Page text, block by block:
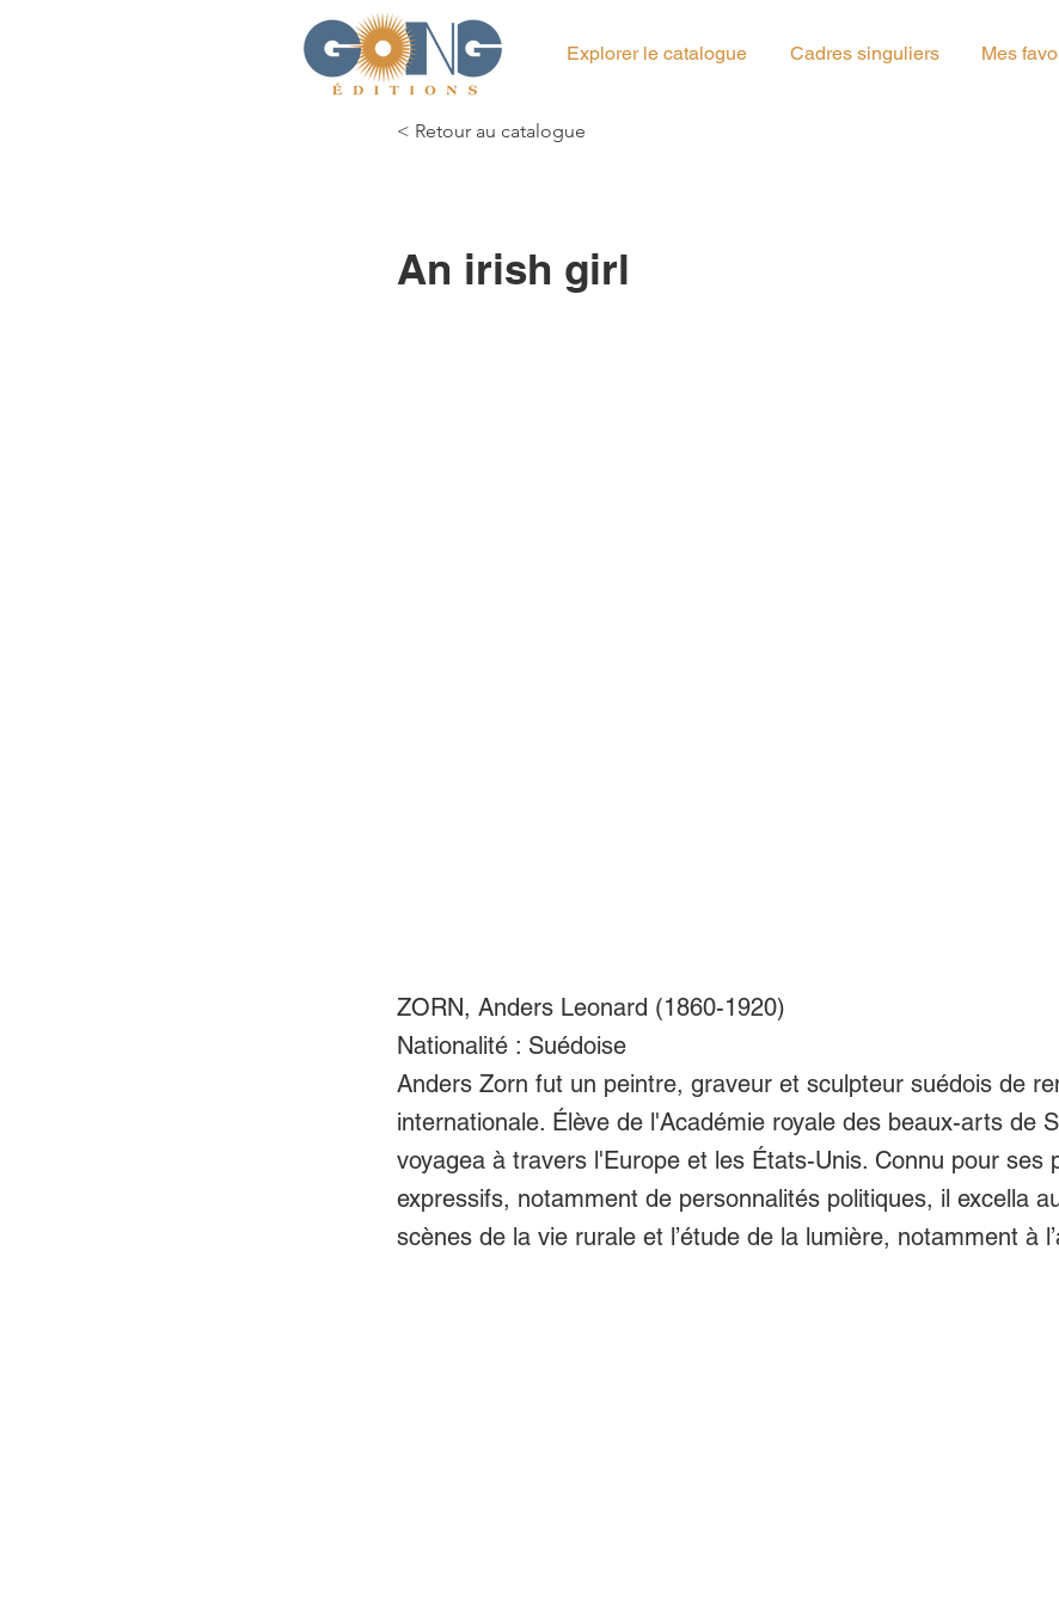
Explorer le catalogue Cadres singuliers Mes
< Retour au catalogue
An irish girl
ZORN, Anders Leonard (1860-1920)
Nationalité : Suédoise
Anders Zorn fut un peintre, graveur et sculpteur suédois de
internationale. Élève de l'Académie royale des beaux-arts de
voyagea à travers l'Europe et les États-Unis. Connu pour ses
expressifs, notamment de personnalités politiques, il excella
scènes de la vie rurale et l’étude de la lumière, notamment à